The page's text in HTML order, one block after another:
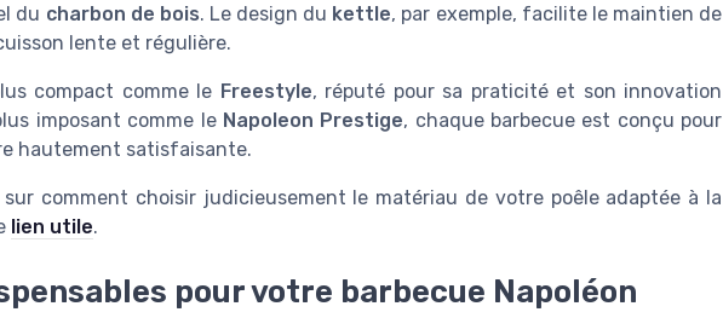
du charbon de bois. Le design du kettle, par exemple, facilite le maintien de
lente et régulière.
compact comme le Freestyle, réputé pour sa praticité et son innovation
imposant comme le Napoleon Prestige, chaque barbecue est conçu pour
hautement satisfaisante.
comment choisir judicieusement le matériau de votre poêle adaptée à la
lien utile.
pour votre barbecue Napoléon